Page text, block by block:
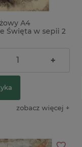
A4
Święta w sepii 2
+
zobacz więcej